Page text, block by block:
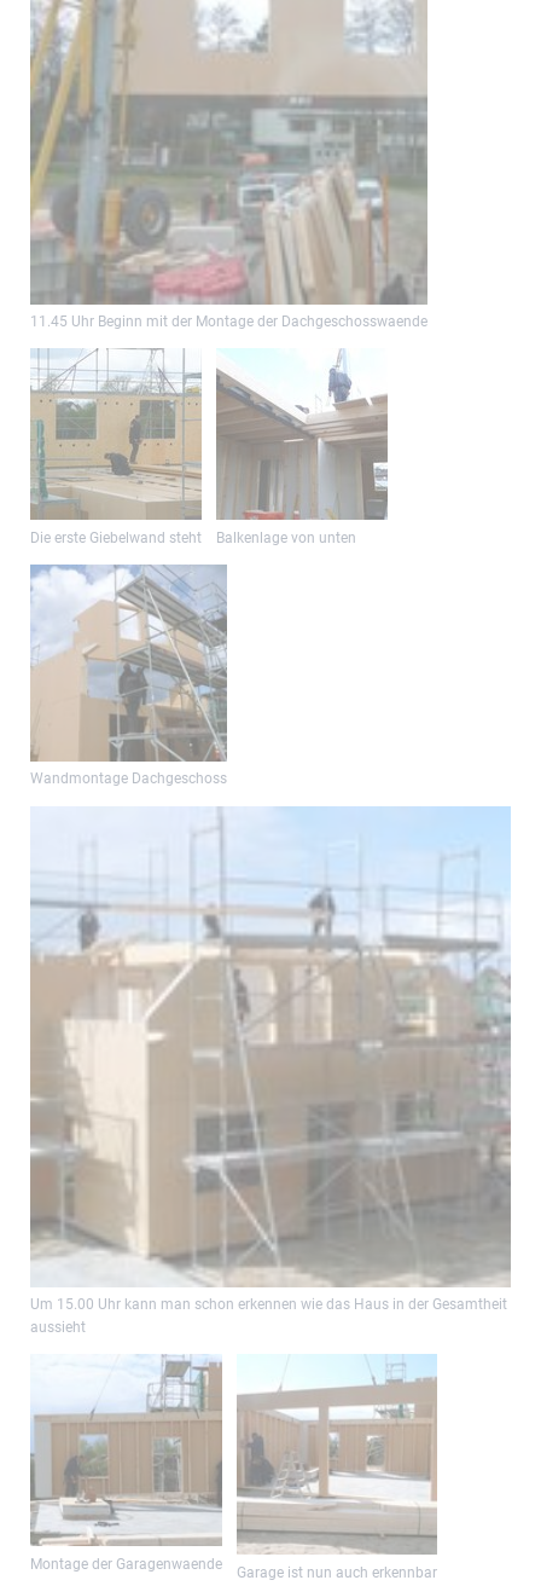
11.45 Uhr Beginn mit der Montage der Dachgeschosswaende
Die erste Giebelwand steht Balkenlage von unten
Wandmontage Dachgeschoss
Um 15.00 Uhr kann man schon erkennen wie das Haus in der Gesamtheit
aussieht
Montage der Garagenwaende Garage ist nun auch erkennbar